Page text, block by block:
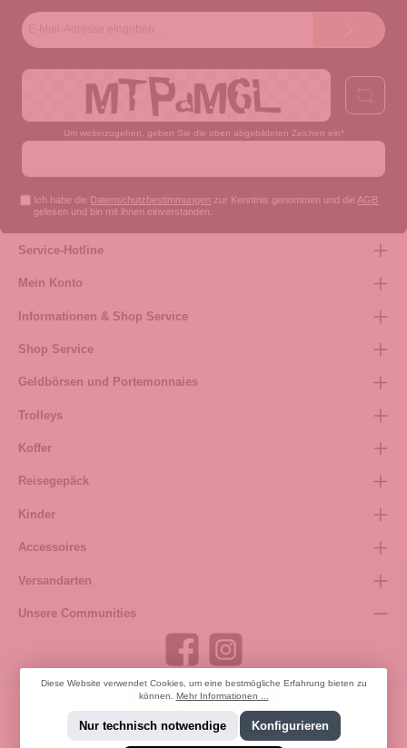
Um weiterzugehen, geben Sie die oben abgebildeten Zeichen ein*
Ich habe die Datenschutzbestimmungen zur Kenntnis genommen und die AGB
gelesen und bin mit ihnen einverstanden.
Service-Hotline
Mein Konto
Informationen & Shop Service
Shop Service
Geldbörsen und Portemonnaies
Trolleys
Koffer
Reisegepäck
Kinder
Accessoires
Versandarten
Unsere Communities
Bestellung widerrufen
Diese Website verwendet Cookies, um eine bestmögliche Erfahrung bieten zu
können. Mehr Informationen ...
Nur technisch notwendige Konfigurieren